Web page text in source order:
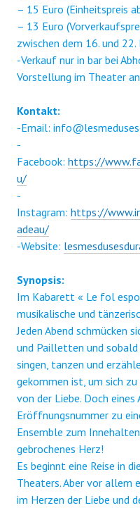
– 15 Euro (Einheitspreis
– 13 Euro
zwischen dem 16. und 22.
-Verkauf nur in bar bei
Vorstellung im Theater an
Kontakt:
-Email:
-
Facebook: https://
u/
-
Instagram: https://
adeau/
-Website:
Synopsis:
Im Kabarett « Le fol
musikalische und
Jeden Abend schmücken
und Pailletten und sobald
singen, tanzen und
gekommen ist, um sich
von der Liebe. Doch
Eröffnungsnummer zu
Ensemble zum
gebrochenes Herz!
Es beginnt eine Reise in
Theaters. Aber vor allem
im Herzen der Liebe und